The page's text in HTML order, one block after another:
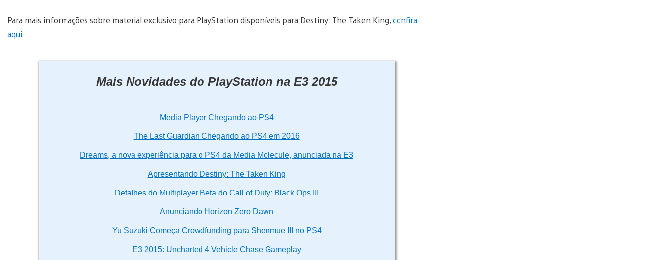
Para mais informações sobre material exclusivo para PlayStation disponíveis para Destiny: The Taken King,confira
aqui.
Mais Novidades do PlayStation na E3 2015
Media Player Chegando ao PS4
The Last Guardian Chegando ao PS4 em 2016
Dreams, a nova experiência para o PS4 da Media Molecule, anunciada na E3
Apresentando Destiny: The Taken King
Detalhes do Multiplayer Beta do Call of Duty: Black Ops III
Anunciando Horizon Zero Dawn
Yu Suzuki Começa Crowdfunding para Shenmue III no PS4
E3 2015: Uncharted 4 Vehicle Chase Gameplay